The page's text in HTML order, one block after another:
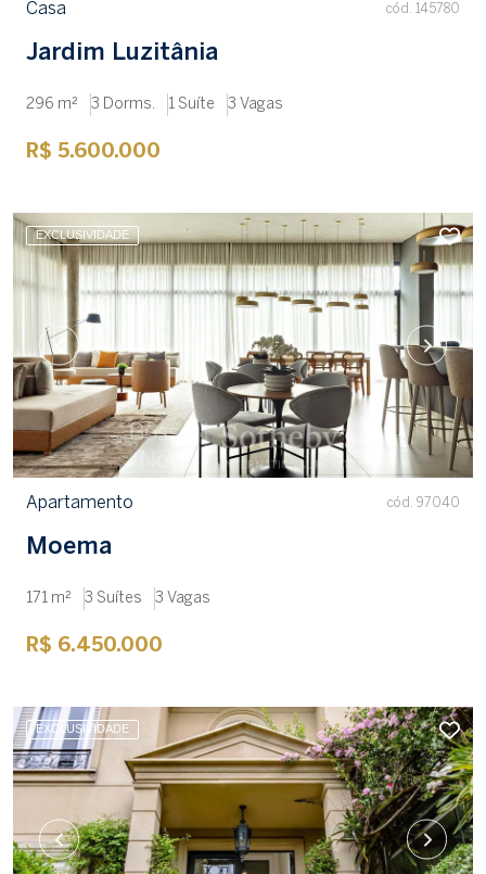
Casa cód. 145780
Jardim Luzitânia
296 m² 3 Dorms. 1 Suíte 3 Vagas
R$ 5.600.000
EXCLUSIVIDADE
Apartamento cód. 97040
Moema
171 m² 3 Suítes 3 Vagas
R$ 6.450.000
EXCLUSIVIDADE